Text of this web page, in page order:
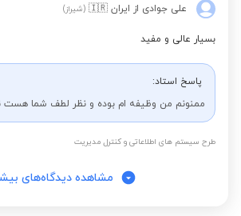
علی جوادی از ایران 🇮🇷 (شیراز)
بسیار عالی و مفید
پاسخ استاد:
ممنونم من وظیفه ام بوده و نظر لطف شما
طرح سیستم های اطلاعاتی و کنترل مدیریت
مشاهده دیدگاه‌های